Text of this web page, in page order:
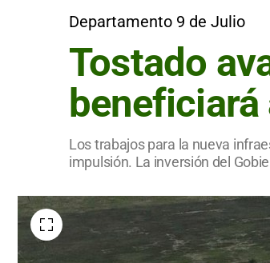
Departamento 9 de Julio
Tostado
Los trabajos para la nueva
impulsión. La inversión del